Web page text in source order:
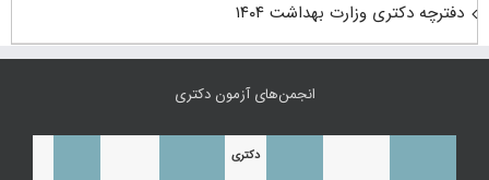
دفترچه دکتری وزارت بهداشت ۱۴۰۴
انجمن‌های آزمون دکتری
دکتری